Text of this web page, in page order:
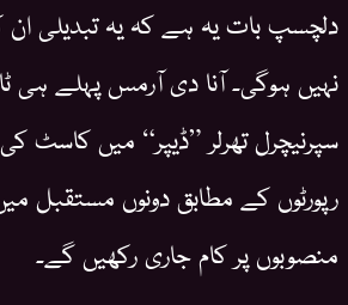
دلچسپ بات یہ ہے کہ یہ تبدیلی ان کے
نہیں ہوگی۔ آنا دی آرمس پہلے ہی
سپرنیچرل تھرلر ”ڈیپر“ میں کاسٹ
رپورٹوں کے مطابق دونوں مستقبل
منصوبوں پر کام جاری رکھیں گے۔